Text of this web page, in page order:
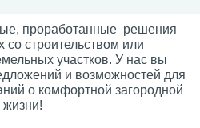
проработанные решения
со строительством или
участков. У нас вы
и возможностей для
о комфортной загородной
жизни!